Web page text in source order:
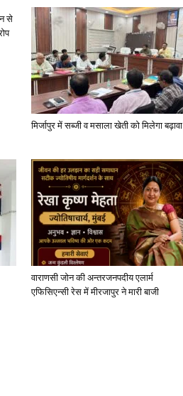
से
मिर्जापुर में सब्जी व मसाला खेती को मिलेगा बढ़ावा
वाराणसी जोन की अन्तरजनपदीय एलार्म
एफिसिएन्सी रेस में मीरजापुर ने मारी बाजी